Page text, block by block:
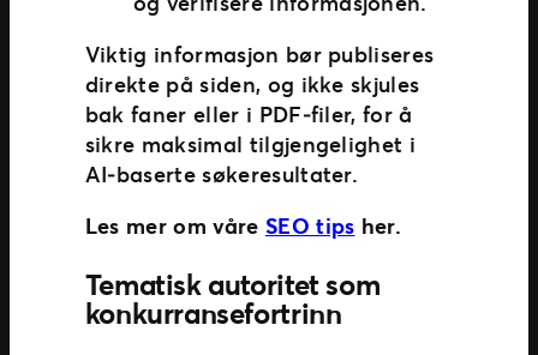
Viktig informasjon bør publiseres
direkte på siden, og ikke skjules
bak faner eller i PDF‑filer, for å
sikre maksimal tilgjengelighet i
AI‑baserte søkeresultater.
Les mer om våre SEO tips her.
Tematisk autoritet som
konkurransefortrinn